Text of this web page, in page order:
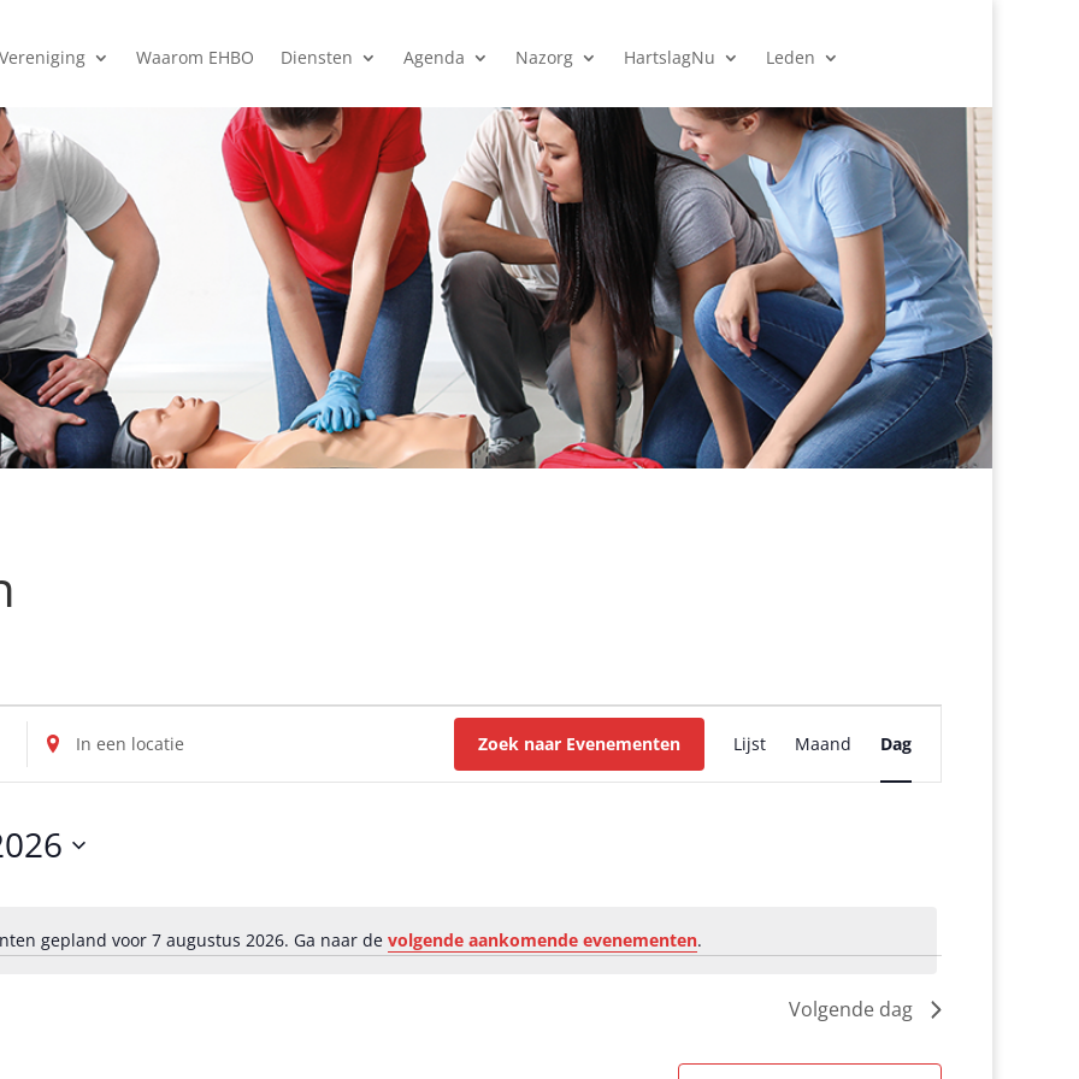
Vereniging Waarom EHBO Diensten Agenda Nazorg HartslagNu Leden
Bericht
gepland voor 7 augustus 2026. Ga naar de volgende aankomende evenementen.
Voer
locatie
in.
naar
locatie.
Zoek naar Evenementen
Evenement
weergaven
navigatie
Lijst Maand Dag
Volgende dag